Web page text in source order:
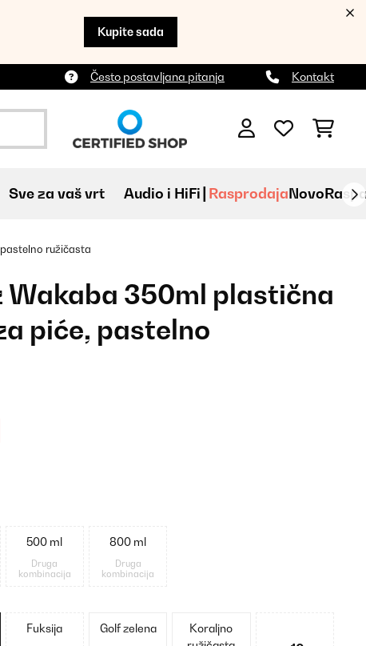
Kupite sada
Često postavljana pitanja Kontakt
Sve za vaš vrt Audio i HiFi RasprodajaNovo
ružičasta
350ml plastična
piće, pastelno
500 ml
Druga
kombinacija
800 ml
Druga
kombinacija
Fuksija Golf zelena
Koraljno